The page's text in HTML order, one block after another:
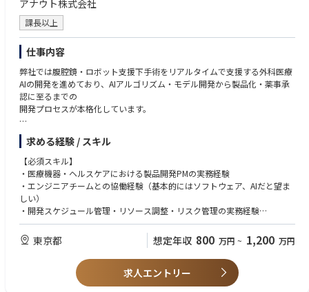
・誠実さとコンプライアンス：AbbVieのビジネス行動規範およびリーダー
シップ価値観に従い、誠実に行動できる。
・リスク・不確実性への対応：リスクや不確実性に対しても問題なく対応
でき、必要に応じて進路を変更できる。
・意思決定：利用可能なデータと情報に基づき、タイムリーかつ質の高い
意思決定を行える。
・自律性：自立して業務を遂行し、主導・当事者意識（オーナーシップ）
を持って行動できる。
・変化への適応：変化に迅速に適応し、素早く行動できる。
アナウト株式会社
課長以上
仕事内容
弊社では腹腔鏡・ロボット支援下手術をリアルタイムで支援する外科医療
AIの開発を進めており、AIアルゴリズム・モデル開発から製品化・薬事承
認に至るまでの
開発プロセスが本格化しています。
開発規模の拡大にともない、エンジニアチームを中心にスケジュール・リ
ソース・品質・薬事対応を一気通貫で推進できる開発PMの必要性が高ま
っており、今回の募集に至りました。
■ 業務内容
・AIアルゴリズム・モデル開発・製品開発における開発スケジュール・マ
イルストーンの策定と管理
進捗調整
・開発リスクの早期発見、課題の構造化・優先順位付け・解決推進
・製品開発における薬事規制（医療機器承認・QMS等）対応の工程管理サ
・開発ロードマップの維持・更新、上位マネジメントへの進捗報告・ドキ
求める経験 / スキル
【必須スキル】
・医療機器・ヘルスケアにおける製品開発PMの実務経験
・エンジニアチームとの協働経験（基本的にはソフトウェア、AIだと望ま
しい）
・開発スケジュール管理・リソース調整・リスク管理の実務経験
・品質保証・薬事プロセスの基礎知識
【歓迎スキル】
・多職種（研究者・エンジニア・品質・薬事・経営）との円滑なコミュニ
ケーション能力
・医療機器承認（QMS省令・ISO 13485・IEC 62304等）対応の実務経験
東京都 想定年収 800 万円 ~ 1,200 万円
求人エントリー